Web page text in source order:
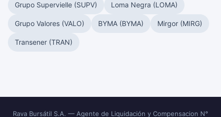
Grupo Supervielle (SUPV) Loma Negra (LOMA)
Grupo Valores (VALO) BYMA (BYMA) Mirgor (MIRG)
Transener (TRAN)
Rava Bursátil S.A. — Agente de Liquidación y Compensacion N°